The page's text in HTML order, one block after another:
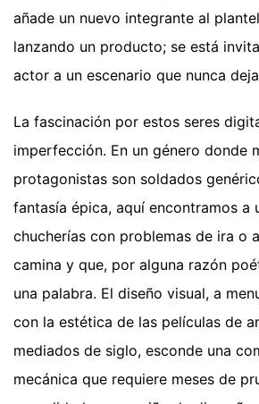
añade un nuevo integrante al
lanzando un producto; se está
actor a un escenario que nunca
La fascinación por estos seres
imperfección. En un género donde
protagonistas son soldados
fantasía épica, aquí encontramos a
chucherías con problemas de ira o
camina y que, por alguna razón
una palabra. El diseño visual, a
con la estética de las películas de
mediados de siglo, esconde una
mecánica que requiere meses de